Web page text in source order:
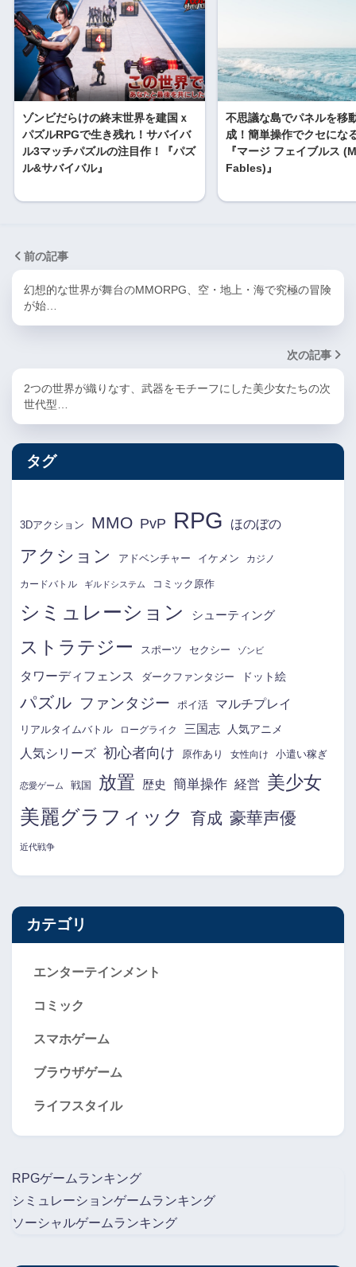
ゾンビだらけの終末世界を建国ｘ
パズルRPGで生き残れ！サバイバ
ル3マッチパズルの注目作！『パズ
ル&サバイバル』
不思議な島でパネルを移
成！簡単操作でクセにな
『マージ フェイブルス
Fables)』
前の記事
幻想的な世界が舞台のMMORPG、空・地上・海で究極の冒険
が始…
次の記事
2つの世界が織りなす、武器をモチーフにした美少女たちの次
世代型…
タグ
3Dアクション MMO PvP RPG ほのぼの
アクション アドベンチャー イケメン カジノ
カードバトル ギルドシステム コミック原作
シミュレーション シューティング
ストラテジー スポーツ セクシー ゾンビ
タワーディフェンス ダークファンタジー ドット絵
パズル ファンタジー ポイ活 マルチプレイ
リアルタイムバトル ローグライク 三国志 人気アニメ
人気シリーズ 初心者向け 原作あり 女性向け 小遣い稼ぎ
恋愛ゲーム 戦国 放置 歴史 簡単操作 経営 美少女
美麗グラフィック 育成 豪華声優
近代戦争
カテゴリ
エンターテインメント
コミック
スマホゲーム
ブラウザゲーム
ライフスタイル
RPGゲームランキング
シミュレーションゲームランキング
ソーシャルゲームランキング